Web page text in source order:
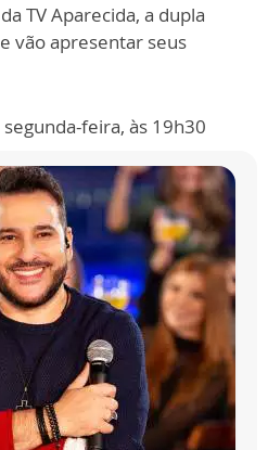
TV Aparecida, a dupla
vão apresentar seus
feira, às 19h30